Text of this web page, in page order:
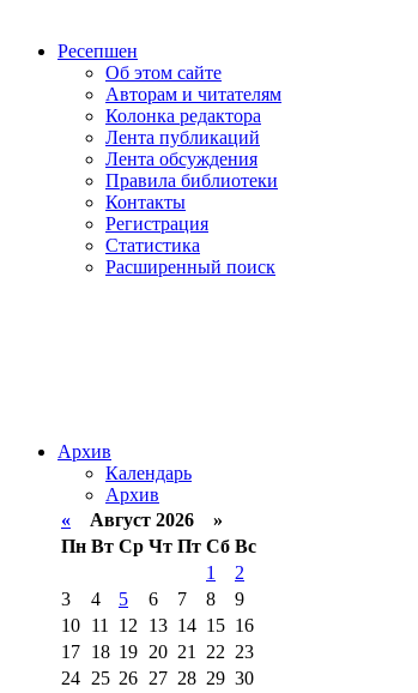
Ресепшен
Об этом сайте
Авторам и читателям
Колонка редактора
Лента публикаций
Лента обсуждения
Правила библиотеки
Контакты
Регистрация
Статистика
Расширенный поиск
Архив
Календарь
Архив
« Август 2026 »
Пн Вт Ср Чт Пт Сб Вс
1
2
3
4 5 6 7 8
9
10 11 12 13 14 15 16
17 18 19 20 21 22 23
24 25 26 27 28 29 30